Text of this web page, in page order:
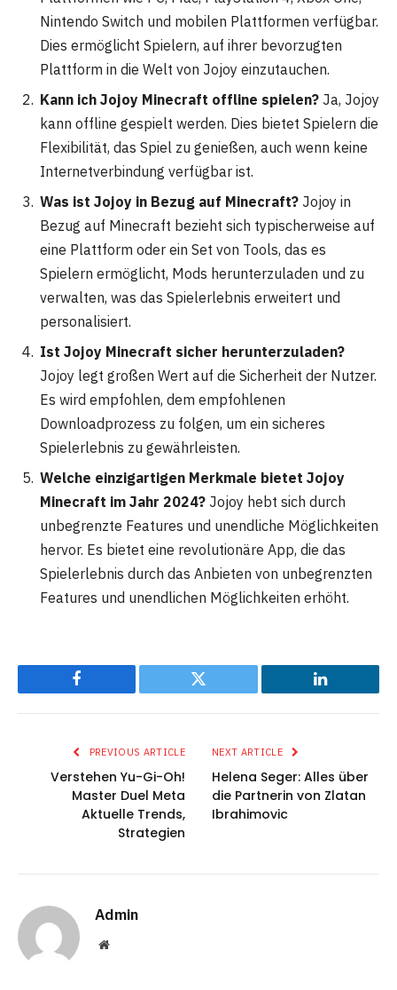
Nintendo Switch und mobilen Plattformen verfügbar.
Dies ermöglicht Spielern, auf ihrer bevorzugten
Plattform in die Welt von Jojoy einzutauchen.
Kann ich Jojoy Minecraft offline spielen? Ja, Jojoy
kann offline gespielt werden. Dies bietet Spielern die
Flexibilität, das Spiel zu genießen, auch wenn keine
Internetverbindung verfügbar ist.
Was ist Jojoy in Bezug auf Minecraft? Jojoy in
Bezug auf Minecraft bezieht sich typischerweise auf
eine Plattform oder ein Set von Tools, das es
Spielern ermöglicht, Mods herunterzuladen und zu
verwalten, was das Spielerlebnis erweitert und
personalisiert.
Ist Jojoy Minecraft sicher herunterzuladen?
Jojoy legt großen Wert auf die Sicherheit der Nutzer.
Es wird empfohlen, dem empfohlenen
Downloadprozess zu folgen, um ein sicheres
Spielerlebnis zu gewährleisten.
Welche einzigartigen Merkmale bietet Jojoy
Minecraft im Jahr 2024? Jojoy hebt sich durch
unbegrenzte Features und unendliche Möglichkeiten
hervor. Es bietet eine revolutionäre App, die das
Spielerlebnis durch das Anbieten von unbegrenzten
Features und unendlichen Möglichkeiten erhöht.
Facebook Twitter LinkedIn
PREVIOUS ARTICLE
Verstehen Yu-Gi-Oh!
Master Duel Meta
Aktuelle Trends,
Strategien
NEXT ARTICLE
Helena Seger: Alles über
die Partnerin von Zlatan
Ibrahimovic
Admin
Website